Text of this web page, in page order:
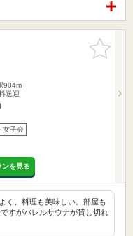
お気に入
りに追加
904m
送迎
女子会
ンを見る
く、料理も美味しい。部屋も
すがバレルサウナが貸し切れ